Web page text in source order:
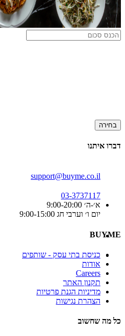
בחירה
דברו איתנו
support@buyme.co.il
03-3737117
א׳-ה׳ 9:00-20:00
יום ו׳ וערבי חג 9:00-15:00
BUYME
כניסת בתי עסק - שותפים
אודות
Careers
תקנון האתר
מדיניות הגנת פרטיות
הצהרת נגישות
כל מה שחשוב